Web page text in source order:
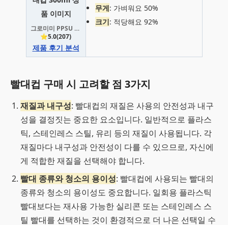
그로미미 PPSU 스페이스 빨대컵 300ml
⭐5.0(207)
제품 후기 분석
무게: 가벼워요 50%
크기: 적당해요 92%
빨대컵 구매 시 고려할 점 3가지
재질과 내구성: 빨대컵의 재질은 사용의 안전성과 내구
성을 결정짓는 중요한 요소입니다. 일반적으로 플라스
틱, 스테인레스 스틸, 유리 등의 재질이 사용됩니다. 각
재질마다 내구성과 안전성이 다를 수 있으므로, 자신에
게 적합한 재질을 선택해야 합니다.
빨대 종류와 청소의 용이성: 빨대컵에 사용되는 빨대의
종류와 청소의 용이성도 중요합니다. 일회용 플라스틱
빨대보다는 재사용 가능한 실리콘 또는 스테인레스 스
틸 빨대를 선택하는 것이 환경적으로 더 나은 선택일 수